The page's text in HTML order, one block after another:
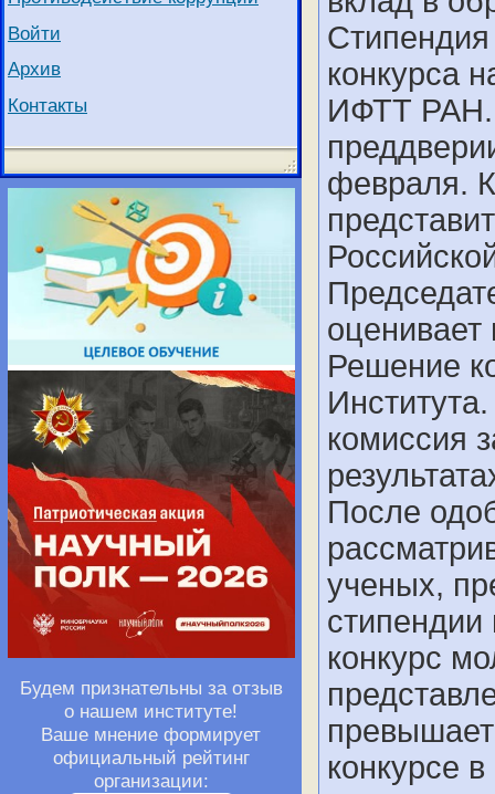
Войти
Архив
Контакты
Будем признательны за отзыв
о нашем институте!
Ваше мнение формирует
официальный рейтинг
организации:
Стипендия
конкурса
ИФТТ РАН.
февраля.
Решение
комиссия
После
ученых,
конкурс
конкурсе